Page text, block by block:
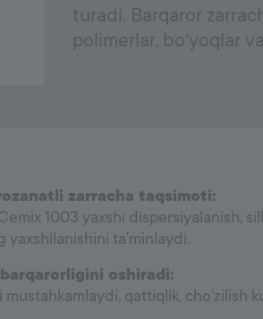
turadi. Barqaror
polimerlar, bo‘yoqlar
zarracha taqsimoti:
1003 yaxshi dispersiyalanish,
ta’minlaydi.
oshiradi:
qattiqlik, cho‘zilish